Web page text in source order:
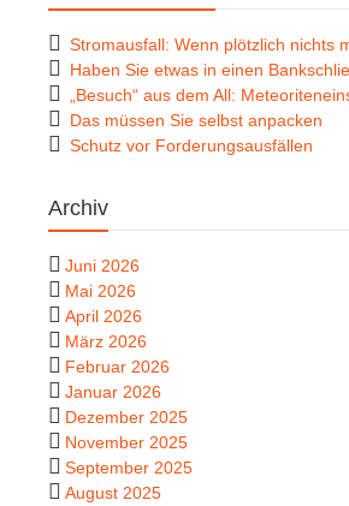
Stromausfall: Wenn plötzlich nichts
Haben Sie etwas in einen
„Besuch“ aus dem All:
Das müssen Sie selbst anpacken
Schutz vor Forderungsausfällen
Archiv
Juni 2026
Mai 2026
April 2026
März 2026
Februar 2026
Januar 2026
Dezember 2025
November 2025
September 2025
August 2025